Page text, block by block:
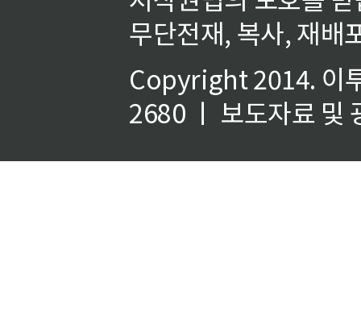
무단전재, 복사, 재배
Copyright 2014. 이
2680 ㅣ 보도자료